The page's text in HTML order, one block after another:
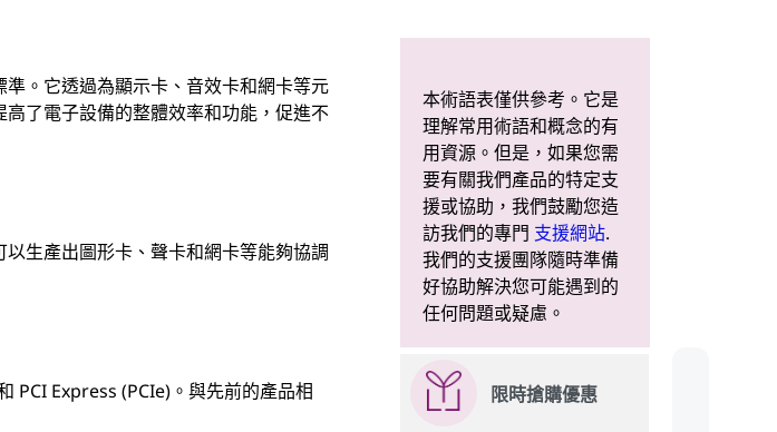
。它透過為顯示卡、音效卡和網卡等元
了電子設備的整體效率和功能，促進不
生產出圖形卡、聲卡和網卡等能夠協調
PCI Express (PCIe)。與先前的產品相
本術語表僅供參考。它是
理解常用術語和概念的有
用資源。但是，如果您需
要有關我們產品的特定支
援或協助，我們鼓勵您造
訪我們的專門 支援網站.
我們的支援團隊隨時準備
好協助解決您可能遇到的
任何問題或疑慮。
限時搶購優惠